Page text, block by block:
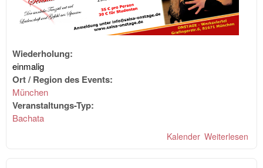
Wiederholung:
einmalig
Ort / Region des Events:
München
Veranstaltungs-Typ:
Bachata
Weiterlesen
Kalender